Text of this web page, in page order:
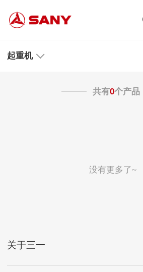
起重机
共有0个产品
没有更多了~
关于三一